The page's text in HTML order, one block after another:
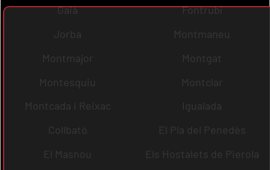
Gaià
Fontrubí
Jorba
Montmaneu
Montmajor
Montgat
Montesquiu
Montclar
Montcada i Reixac
Igualada
Collbató
El Pla del Penedès
El Masnou
Els Hostalets de Pierola